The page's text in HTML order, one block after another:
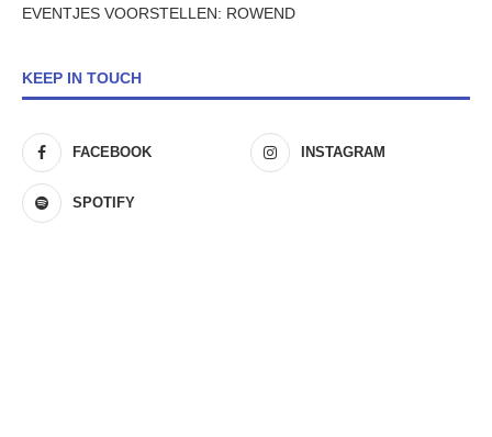
EVENTJES VOORSTELLEN: ROWEND
KEEP IN TOUCH
FACEBOOK INSTAGRAM
SPOTIFY